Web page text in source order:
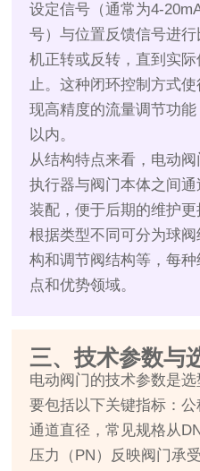
设定信号（通常为4-
号）与位置反馈信号进
机正转或反转，直到实
止。这种闭环控制方式
现高精度的流量调节功
以内。
从结构特点来看，电动
执行器与阀门本体之间
装配，便于后期的维护
根据类型不同可分为球
构和调节阀结构等，每
点和优势领域。
三、技术参数与
电动阀门的技术参数是
要包括以下关键指标：
通道直径，常见规格从
压力（PN）反映阀门承